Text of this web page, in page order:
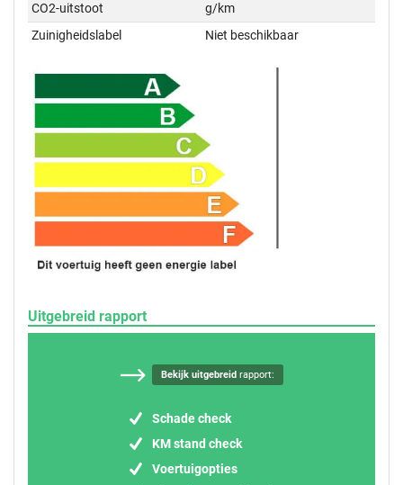
CO2-uitstoot
g/km
Zuinigheidslabel
Niet beschikbaar
Uitgebreid rapport
Bekijk uitgebreidrapport:
Schade check
KM stand check
Voertuigopties